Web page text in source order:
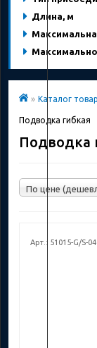
Длина, м
» Каталог
Подводка гибкая
Подводка
Арт.: 51015-G/S-